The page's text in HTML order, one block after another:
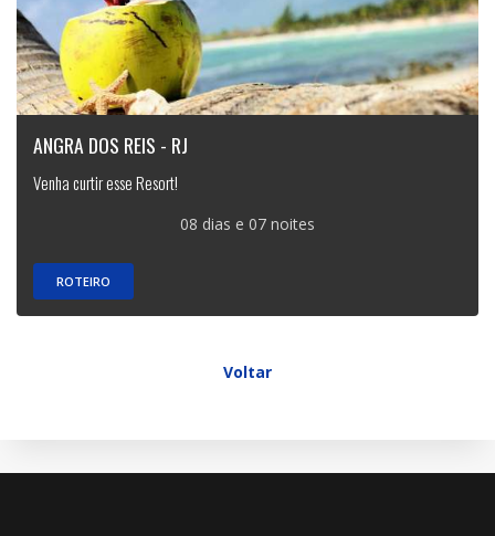
ANGRA DOS REIS - RJ
Venha curtir esse Resort!
08 dias e 07 noites
ROTEIRO
Voltar